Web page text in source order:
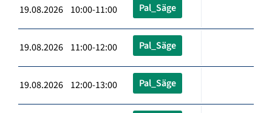
19.08.2026 10:00-11:00 Pal_Säge
19.08.2026 11:00-12:00 Pal_Säge
19.08.2026 12:00-13:00 Pal_Säge